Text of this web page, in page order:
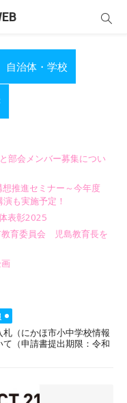
自治体・学校
部会メンバー募集につい
推進セミナー～今年度
も実施予定！
表彰2025
教育委員会 児島教育長を
（にかほ市小中学校情報
（申請書提出期限：令和